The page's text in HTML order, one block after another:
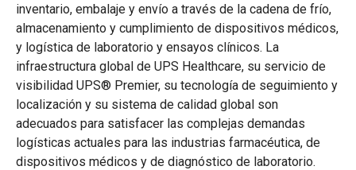
inventario, embalaje y envío a través de la cadena de frío,
almacenamiento y cumplimiento de dispositivos médicos,
y logística de laboratorio y ensayos clínicos. La
infraestructura global de UPS Healthcare, su servicio de
visibilidad UPS® Premier, su tecnología de seguimiento y
localización y su sistema de calidad global son
adecuados para satisfacer las complejas demandas
logísticas actuales para las industrias farmacéutica, de
dispositivos médicos y de diagnóstico de laboratorio.